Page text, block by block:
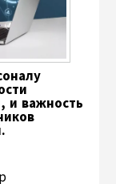
и важность